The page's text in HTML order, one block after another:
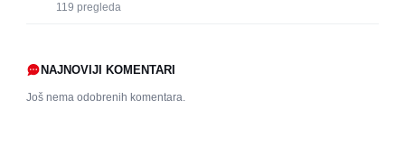
119 pregleda
NAJNOVIJI KOMENTARI
Još nema odobrenih komentara.